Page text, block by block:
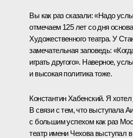
Вы как раз сказали: «Надо
отмечаем 125 лет со дня
Художественного театра. У
замечательная заповедь:
играть другого». Наверное,
и высокая политика тоже.
Константин Хабенский. Я
В связи с тем, что выступала
с большим успехом как раз
театр имени Чехова выступал